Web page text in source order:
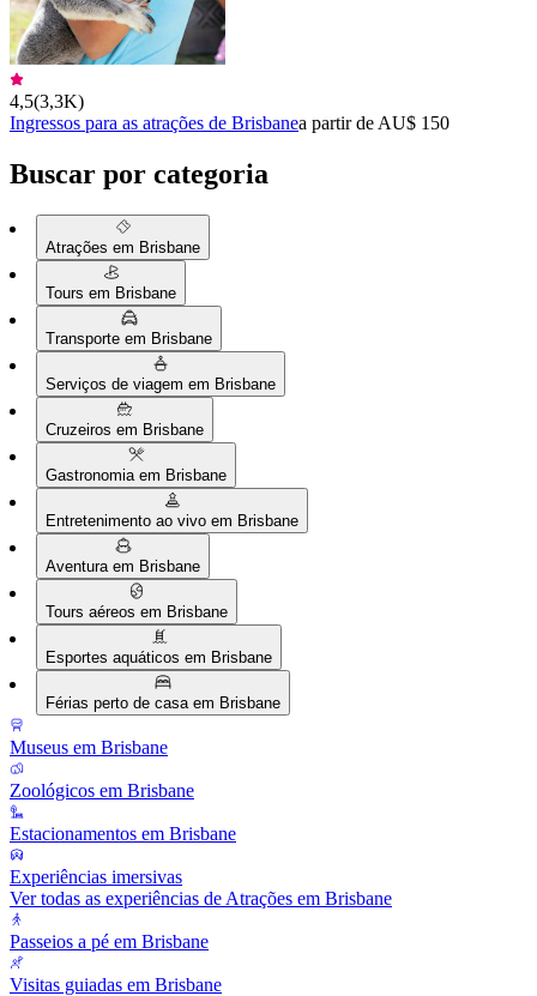
4,5(3,3K)
Ingressos para as atrações de Brisbanea partir de AU$ 150
Buscar por categoria
Atrações em Brisbane
Tours em Brisbane
Transporte em Brisbane
Serviços de viagem em Brisbane
Cruzeiros em Brisbane
Gastronomia em Brisbane
Entretenimento ao vivo em Brisbane
Aventura em Brisbane
Tours aéreos em Brisbane
Esportes aquáticos em Brisbane
Férias perto de casa em Brisbane
Museus em Brisbane
Zoológicos em Brisbane
Estacionamentos em Brisbane
Experiências imersivas
Ver todas as experiências de Atrações em Brisbane
Passeios a pé em Brisbane
Visitas guiadas em Brisbane